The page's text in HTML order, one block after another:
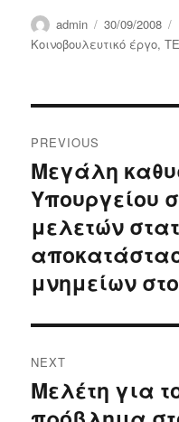
Author
admin
Posted
on
30/09/2008
Κοινοβουλευτικό έργο,
navigation
PREVIOUS
Previous
post:
Μεγάλη
Υπουργείου
μελετών
μνημείων
NEXT
Next
post:
Μελέτη για